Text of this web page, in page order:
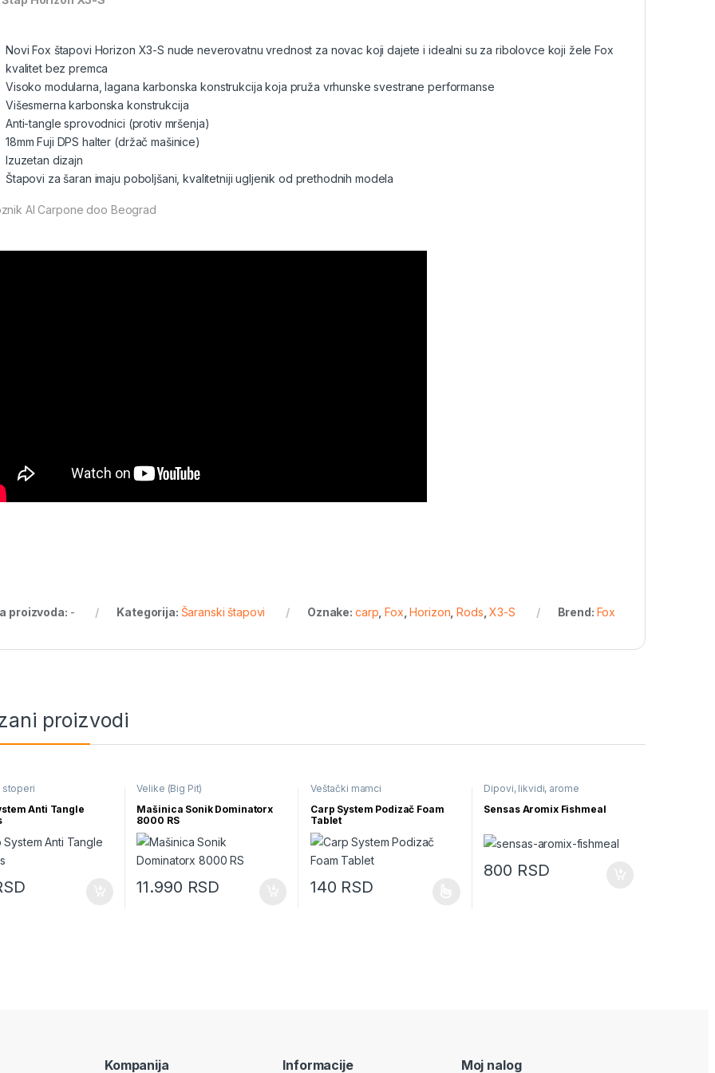
Novi Fox štapovi Horizon X3-S nude neverovatnu vrednost za novac koji dajete i idealni su za ribolovce koji žele Fox
kvalitet bez premca
Visoko modularna, lagana karbonska konstrukcija koja pruža vrhunske svestrane performanse
Višesmerna karbonska konstrukcija
Anti-tangle sprovodnici (protiv mršenja)
18mm Fuji DPS halter (držač mašinice)
Izuzetan dizajn
Štapovi za šaran imaju poboljšani, kvalitetniji ugljenik od prethodnih modela
Al Carpone doo Beograd
proizvoda: - Kategorija: Šaranski štapovi Oznake: carp ,Fox ,Horizon ,Rods ,X3-S Brend: Fox
proizvodi
stoperi
Anti Tangle
Velike (Big Pit)
Mašinica Sonik Dominatorx
8000 RS
11.990 RSD
Veštački mamci
Carp System Podizač Foam
Tablet
140 RSD
Dipovi, likvidi, arome
Sensas Aromix Fishmeal
800 RSD
Kompanija Informacije Moj nalog